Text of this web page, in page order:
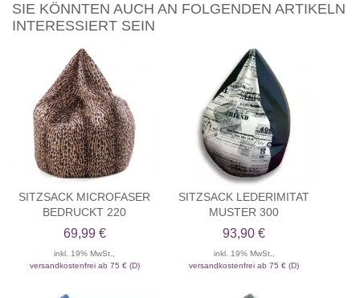
SIE KÖNNTEN AUCH AN FOLGENDEN ARTIKELN
INTERESSIERT SEIN
SITZSACK MICROFASER
BEDRUCKT 220
69,99 €
inkl. 19% MwSt.,
versandkostenfrei ab 75 € (D)
SITZSACK LEDERIMITAT
MUSTER 300
93,90 €
inkl. 19% MwSt.,
versandkostenfrei ab 75 € (D)